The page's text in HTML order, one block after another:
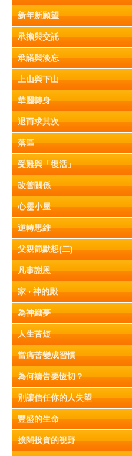
新年新願望
承擔與交託
承諾與淡忘
上山與下山
華麗轉身
退而求其次
落區
受難與「復活」
改善關係
心靈小屋
逆轉思維
父親節默想(二)
凡事謝恩
家 ‧ 神的殿
為神織夢
人生苦短
當痛苦變成習慣
為何禱告要恆切？
別讓信任你的人失望
豐盛的生命
擴闊投資的視野